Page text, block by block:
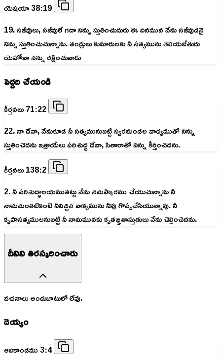
యెషయా 38:19
19. సజీవులు, సజీవులే గదా నిన్ను స్తుతించుదురు ఈ దినమున నేను సజీవుడనై
నిన్ను స్తుతించుచున్నాను. తండ్రులు కుమారులకు నీ సత్యమును తెలియజేతురు
యెహోవా నన్ను రక్షించువాడు
పెద్దది చేయండి
కీర్తనలు 71:22
22. నా దేవా, నేనుకూడ నీ సత్యమునుబట్టి స్వరమండల వాద్యముతో నిన్ను
స్తుతించెదను ఇశ్రాయేలు పరిశుద్ధ దేవా, సితారాతో నిన్ను కీర్తించెదను.
కీర్తనలు 138:2
2. నీ పరిశుద్ధాలయముతట్టు నేను నమస్కారము చేయుచున్నాను నీ
నామమంతటికంటె నీవిచ్చిన వాక్యమును నీవు గొప్పచేసియున్నావు. నీ
కృపాసత్యములనుబట్టి నీ నామమునకు కృతజ్ఞతాస్తుతులు నేను చెల్లించెదను.
దీనిని తిరస్కరించారు
వచనాలు అందుబాటులో లేవు.
దెయ్యం
ఆదికాండము 3:4